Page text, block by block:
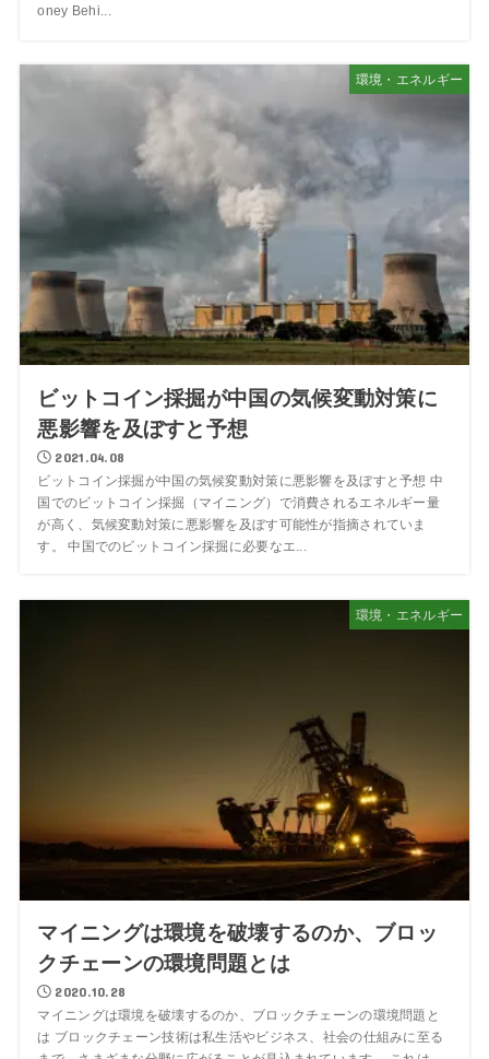
oney Behi...
環境・エネルギー
ビットコイン採掘が中国の気候変動対策に
悪影響を及ぼすと予想
2021.04.08
ビットコイン採掘が中国の気候変動対策に悪影響を及ぼすと予想 中
国でのビットコイン採掘（マイニング）で消費されるエネルギー量
が高く、気候変動対策に悪影響を及ぼす可能性が指摘されていま
す。 中国でのビットコイン採掘に必要なエ...
環境・エネルギー
マイニングは環境を破壊するのか、ブロッ
クチェーンの環境問題とは
2020.10.28
マイニングは環境を破壊するのか、ブロックチェーンの環境問題と
は ブロックチェーン技術は私生活やビジネス、社会の仕組みに至る